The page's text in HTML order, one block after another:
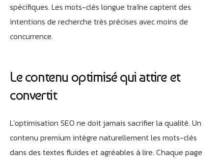
spécifiques. Les mots-clés longue traîne captent des
intentions de recherche très précises avec moins de
concurrence.
Le contenu optimisé qui attire et
convertit
L’optimisation SEO ne doit jamais sacrifier la qualité. Un
contenu premium intègre naturellement les mots-clés
dans des textes fluides et agréables à lire. Chaque page